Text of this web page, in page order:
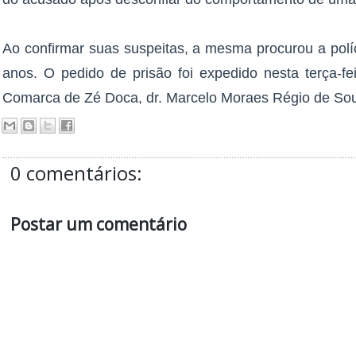
Ao confirmar suas suspeitas, a mesma procurou a
anos. O pedido de prisão foi expedido nesta terça-
Comarca de Zé Doca, dr. Marcelo Moraes Régio de
0 comentários:
Postar um comentário